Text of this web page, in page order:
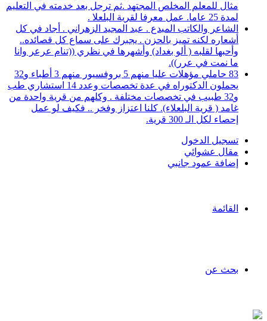
مثال للمعلم المخلص المجتهد .ثم ترجل بعد خدمته في التعليم
لمدة 25 عاما. عمل معرفا لقرية البلعلا .
الشاعر والكاتب المبدع . عبد المجيد الزهراني . أجاد في كل
أشعاره لكنه تميز بالحزن . يجبرك على سماع كل قصائده..
وأحبها لقلبه ( ألو بغداد) وأشهرها في نظري ((تنام عرعر وانا
ما نمت في عرر)).
83 حاملي مؤهلات عليا منهم 5 بروفسيور منهم 3 أطباء و32
يحملون الدكتوراه في عدة تخصصات وعدد 14 استشاري طب
و32 طبيب في تخصصات مختلفة . وكلهم من قرية واحدة من
غامد ( قرية البلعلاء). كلنا اعتزاز وفخر .. فكيف لو عمل
إحصاء لكل الـ 300 قرية.
تسجيل الدخول
مقال عشوائي
إضافة عمود جانبي
القائمة
بحث عن